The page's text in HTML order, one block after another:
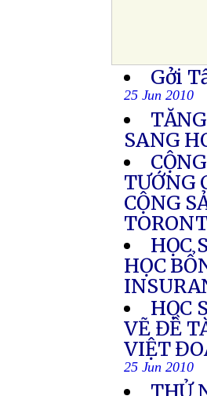
Gởi
25 Jun 2010
SANG
TƯỚNG
CỘNG
HỌC
HỌC
HỌC
VẼ ĐỀ
VIỆT
25 Jun 2010